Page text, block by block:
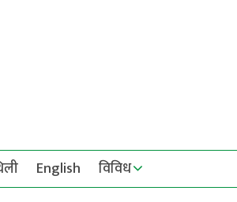
English विविध